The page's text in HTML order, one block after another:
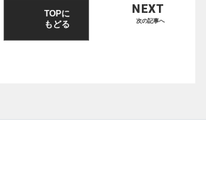
TOPに
もどる
次の記事へ
NEXT